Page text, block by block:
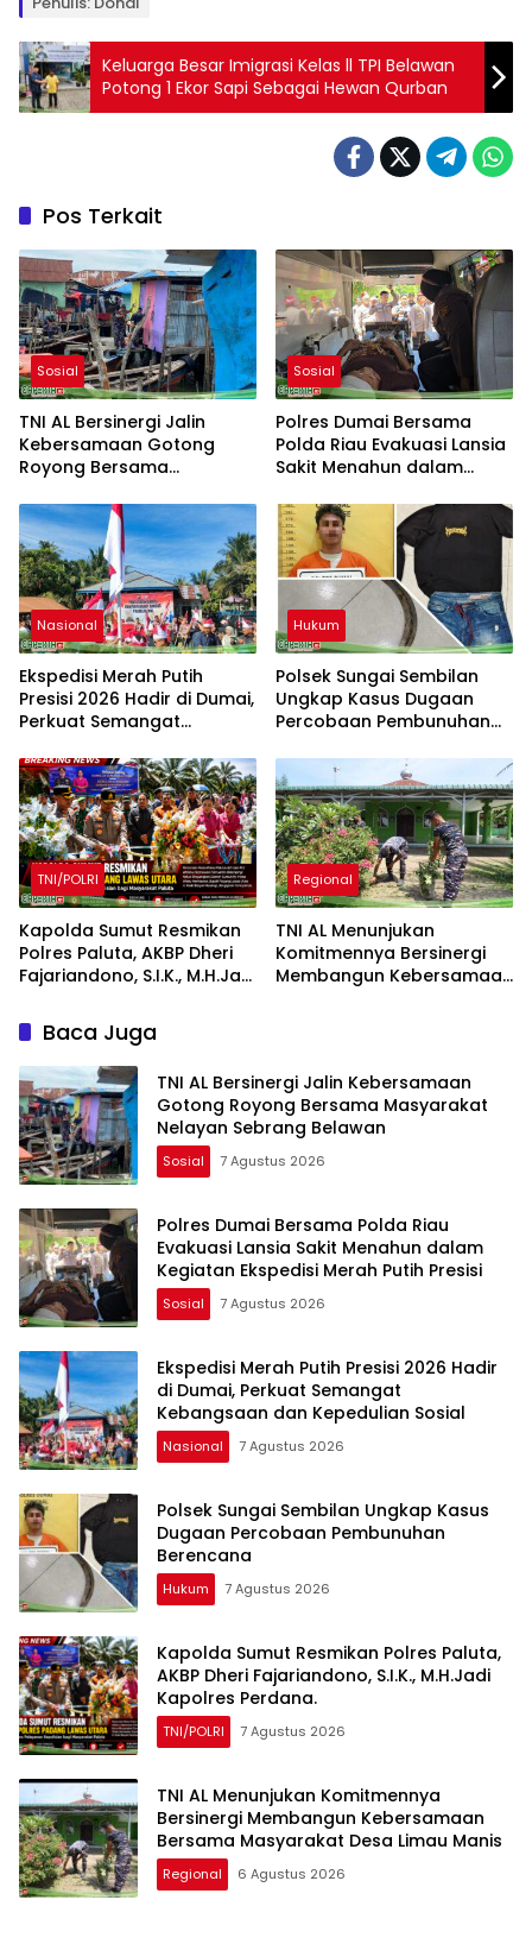
Keluarga Besar Imigrasi Kelas ll TPI Belawan
Potong 1 Ekor Sapi Sebagai Hewan Qurban
Pos Terkait
Sosial
TNI AL Bersinergi Jalin
Kebersamaan Gotong
Royong Bersama
Sebrang Belawan
Sosial
Polres Dumai Bersama
Polda Riau Evakuasi Lansia
Sakit Menahun dalam
Putih Presisi
Nasional
Ekspedisi Merah Putih
Presisi 2026 Hadir di Dumai,
Perkuat Semangat
Kepedulian Sosial
Hukum
Polsek Sungai Sembilan
Ungkap Kasus Dugaan
Percobaan Pembunuhan
TNI/POLRI
Kapolda Sumut Resmikan
Polres Paluta, AKBP Dheri
Fajariandono, S.I.K., M.H.Jadi
Regional
TNI AL Menunjukan
Komitmennya Bersinergi
Membangun Kebersamaan
Baca Juga
TNI AL Bersinergi Jalin Kebersamaan
Gotong Royong Bersama Masyarakat
Nelayan Sebrang Belawan
Sosial 7 Agustus 2026
Polres Dumai Bersama Polda Riau
Evakuasi Lansia Sakit Menahun dalam
Kegiatan Ekspedisi Merah Putih Presisi
Sosial 7 Agustus 2026
Ekspedisi Merah Putih Presisi 2026 Hadir
di Dumai, Perkuat Semangat
Kebangsaan dan Kepedulian Sosial
Nasional 7 Agustus 2026
Polsek Sungai Sembilan Ungkap Kasus
Dugaan Percobaan Pembunuhan
Berencana
Hukum 7 Agustus 2026
Kapolda Sumut Resmikan Polres Paluta,
AKBP Dheri Fajariandono, S.I.K., M.H.Jadi
Kapolres Perdana.
TNI/POLRI 7 Agustus 2026
TNI AL Menunjukan Komitmennya
Bersinergi Membangun Kebersamaan
Bersama Masyarakat Desa Limau Manis
Regional 6 Agustus 2026